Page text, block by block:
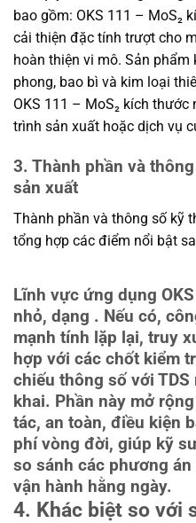
bao gồm: OKS 111 – MoS₂
cải thiện đặc tính trượt cho
hoàn thiện vi mô. Sản phẩm
phong, bao bì và kim loại
OKS 111 – MoS₂ kích
trình sản xuất hoặc dịch vụ
3. Thành phần và
sản xuất
Thành phần và thông số kỹ
tổng hợp các điểm nổi bật
Lĩnh vực ứng dụng
nhỏ, dạng . Nếu có,
mạnh tính lặp lại, truy
hợp với các chốt kiểm
chiếu thông số với
khai. Phần này mở
tác, an toàn, điều kiện
phí vòng đời, giúp kỹ
so sánh các phương
vận hành hằng ngày.
4. Khác biệt so với